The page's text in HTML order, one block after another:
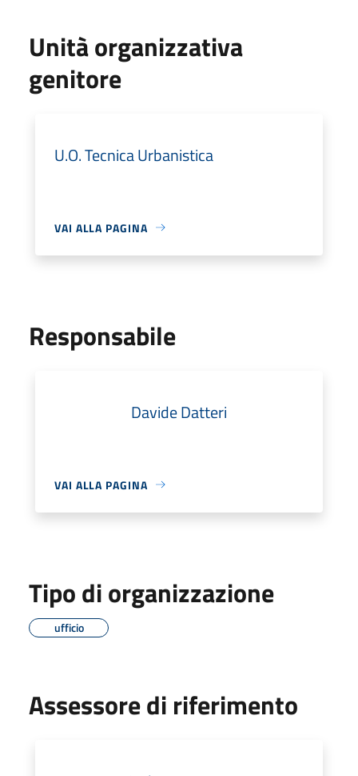
Unità organizzativa
genitore
U.O. Tecnica Urbanistica
VAI ALLA PAGINA
Responsabile
Davide Datteri
VAI ALLA PAGINA
Tipo di organizzazione
ufficio
Assessore di riferimento